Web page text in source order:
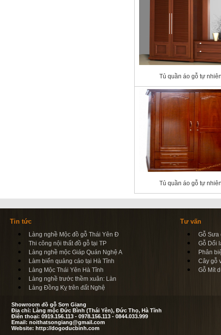
Tủ quần áo gỗ tự
Tủ quần áo gỗ tự
Tin tức
Làng nghề Mộc đồ gỗ Thái Yên Đ
Thi công nội thất đồ gỗ tại TP
Làng nghề mộc Giáp Quán Nghệ A
Làm biển quảng cáo tại Hà Tĩnh
Làng Mộc Thái Yên Hà Tĩnh
Làng nghề trước thềm xuân: Làn
Làng Đồng Kỵ trên đất Nghệ
Tư vấn
Gỗ Sưa
Gỗ Dổi
Phân
Cây gỗ
Gỗ Mít
Showroom đồ gỗ Sơn Giang
Địa chỉ: Làng mộc Đức Bình (Thái Yên), Đức Thọ, Hà Tĩnh
Điên thoại: 0919.156.113 - 0978.156.113 - 0844.033.999
Email: noithatsongiang@gmail.com
Website: http://dogoducbinh.com